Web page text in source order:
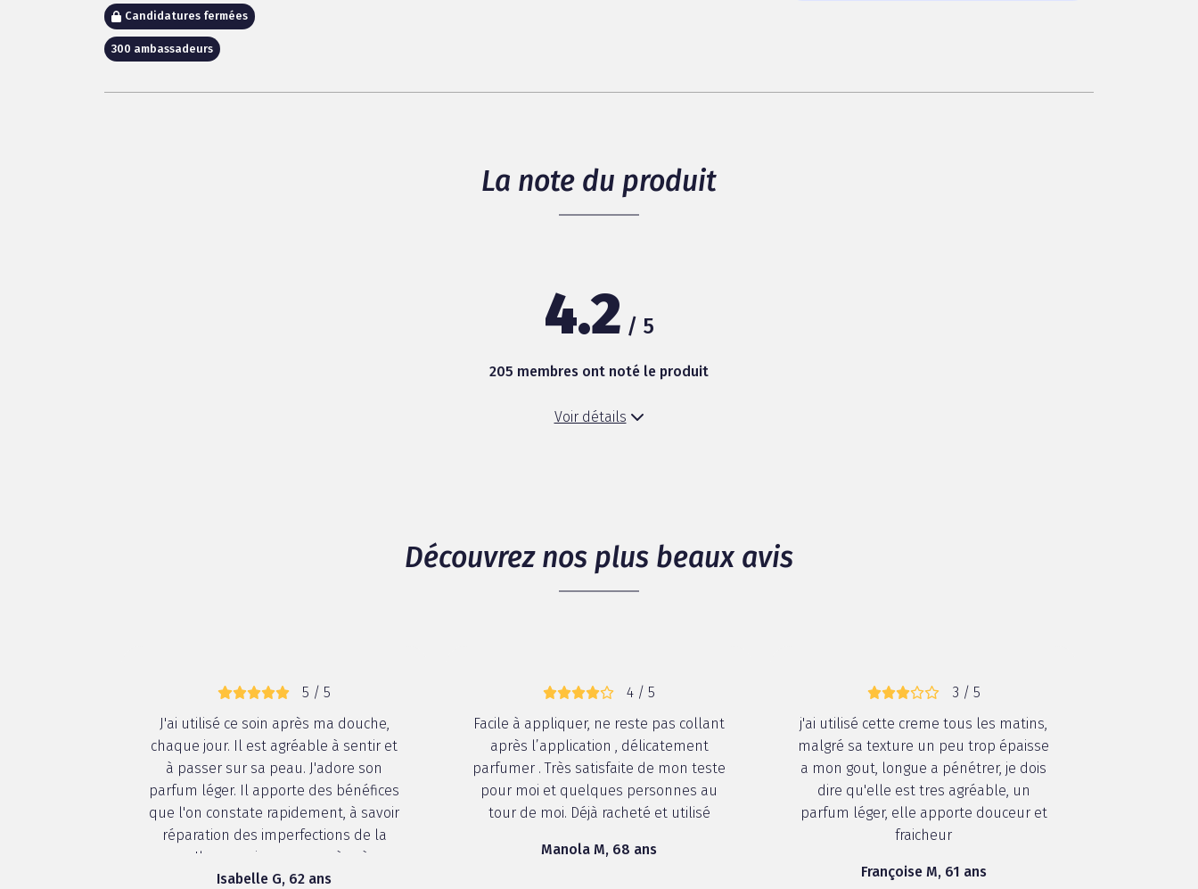
Candidatures fermées
300 ambassadeurs
La note du produit
4.2 / 5
205 membres ont noté le produit
Voir détails
Découvrez nos plus beaux avis
5 / 5
J'ai utilisé ce soin après ma douche,
chaque jour. Il est agréable à sentir et
à passer sur sa peau. J'adore son
parfum léger. Il apporte des bénéfices
que l'on constate rapidement, à savoir
réparation des imperfections de la
peau. Il a nourri ma peau gràce à ses
composants actifs : minéraux et
Isabelle G, 62 ans
4 / 5
Facile à appliquer, ne reste pas collant
après l’application , délicatement
parfumer . Très satisfaite de mon teste
pour moi et quelques personnes au
tour de moi. Déjà racheté et utilisé
Manola M, 68 ans
3 / 5
j'ai utilisé cette creme tous les matins,
malgré sa texture un peu trop épaisse
a mon gout, longue a pénétrer, je dois
dire qu'elle est tres agréable, un
parfum léger, elle apporte douceur et
fraicheur
Françoise M, 61 ans